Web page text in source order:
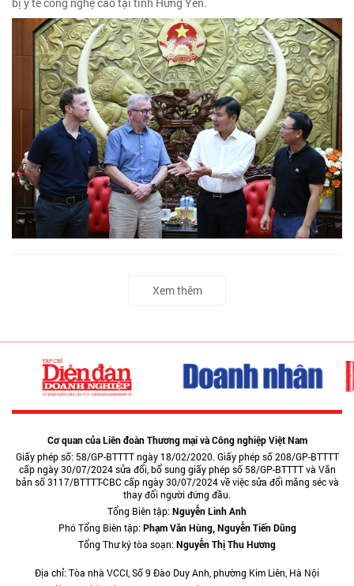
bị y tế công nghệ cao tại tỉnh Hưng Yên.
Xem thêm
Cơ quan của Liên đoàn Thương mại và Công nghiệp Việt Nam
Giấy phép số: 58/GP-BTTTT ngày 18/02/2020. Giấy phép số 208/GP-BTTTT
cấp ngày 30/07/2024 sửa đổi, bổ sung giấy phép số 58/GP-BTTTT và Văn
bản số 3117/BTTTT-CBC cấp ngày 30/07/2024 về việc sửa đổi măng séc và
thay đổi người đứng đầu.
Tổng Biên tập:Nguyễn Linh Anh
Phó Tổng Biên tập:Phạm Văn Hùng, Nguyễn Tiến Dũng
Tổng Thư ký tòa soạn:Nguyễn Thị Thu Hương
Địa chỉ: Tòa nhà VCCI, Số 9 Đào Duy Anh, phường Kim Liên, Hà Nội